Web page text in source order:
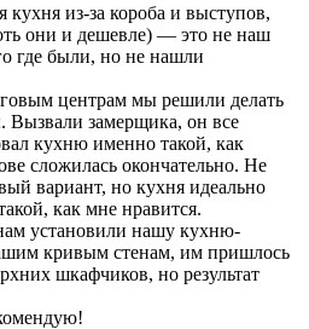
кухня из-за короба и выступов,
они и дешевле) — это не наш
где были, но не нашли
центрам мы решили делать
Вызвали замерщика, он все
кухню именно такой, как
сложилась окончательно. Не
вариант, но кухня идеально
как мне нравится.
установили нашу кухню-
кривым стенам, им пришлось
шкафчиков, но результат